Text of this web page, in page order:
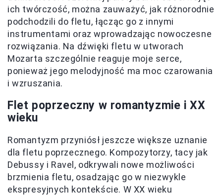
ich twórczość, można zauważyć, jak różnorodnie
podchodzili do fletu, łącząc go z innymi
instrumentami oraz wprowadzając nowoczesne
rozwiązania. Na dźwięki fletu w utworach
Mozarta szczególnie reaguje moje serce,
ponieważ jego melodyjność ma moc czarowania
i wzruszania.
Flet poprzeczny w romantyzmie i XX
wieku
Romantyzm przyniósł jeszcze większe uznanie
dla fletu poprzecznego. Kompozytorzy, tacy jak
Debussy i Ravel, odkrywali nowe możliwości
brzmienia fletu, osadzając go w niezwykle
ekspresyjnych kontekście. W XX wieku